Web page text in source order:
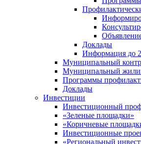
Доклады
Информация до
Муниципальный
Муниципальный
Программы
Доклады
Инвестиции
Инвестиционный
«Зеленые площадки»
«Коричневые
Инвестиционные
«Региональный